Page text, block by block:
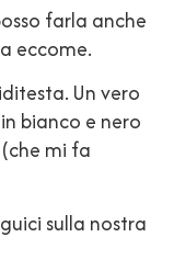
farla anche
eccome.
Un vero
bianco e nero
mi fa
sulla nostra